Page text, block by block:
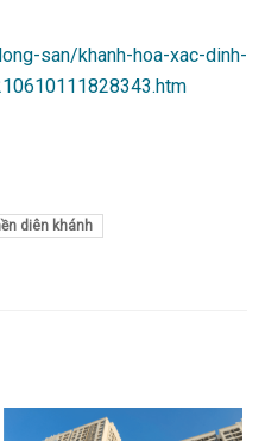
san/khanh-hoa-xac-dinh-
diên khánh